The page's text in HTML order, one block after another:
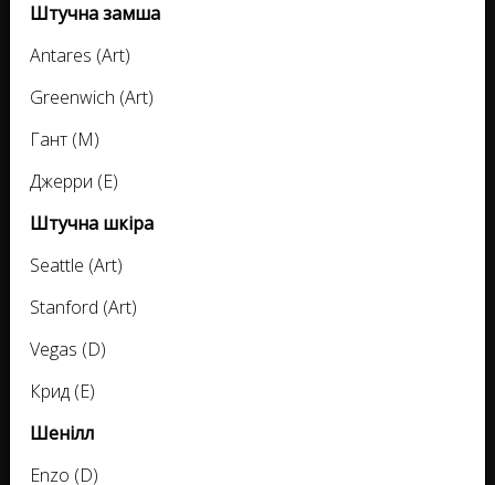
Штучна замша
Antares (Art)
Greenwich (Art)
Гант (M)
Джерри (E)
Штучна шкіра
Seattle (Art)
Stanford (Art)
Vegas (D)
Крид (E)
Шенілл
Enzo (D)